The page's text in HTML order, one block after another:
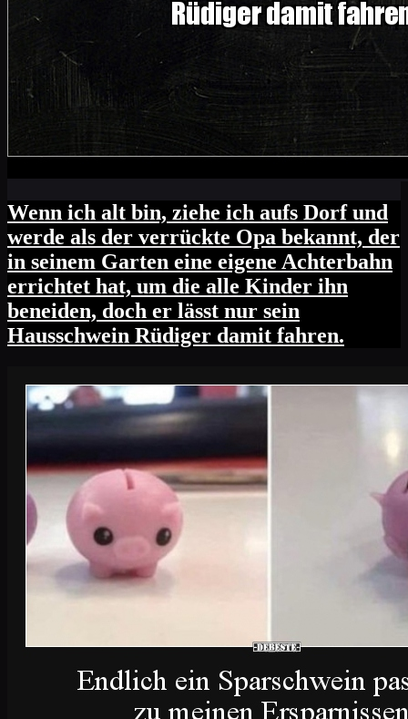
Wenn ich alt bin, ziehe ich aufs Dorf und
werde als der verrückte Opa bekannt, der
in seinem Garten eine eigene Achterbahn
errichtet hat, um die alle Kinder ihn
beneiden, doch er lässt nur sein
Hausschwein Rüdiger damit fahren.